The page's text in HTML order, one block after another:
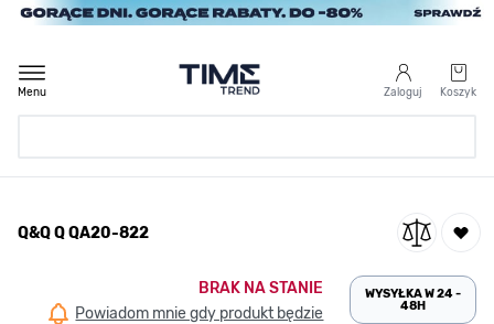
Przejdź do treści
Zaloguj Koszyk
Menu
/ Q&Q Q QA20-822
Q&Q Q QA20-822
BRAK NA STANIE
Powiadom mnie gdy produkt będzie
WYSYŁKA W 24 -
48H